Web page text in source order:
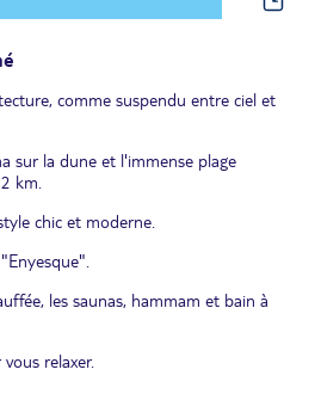
comme suspendu entre ciel et
sur la dune et l'immense plage
km.
chic et moderne.
les saunas, hammam et bain à
relaxer.